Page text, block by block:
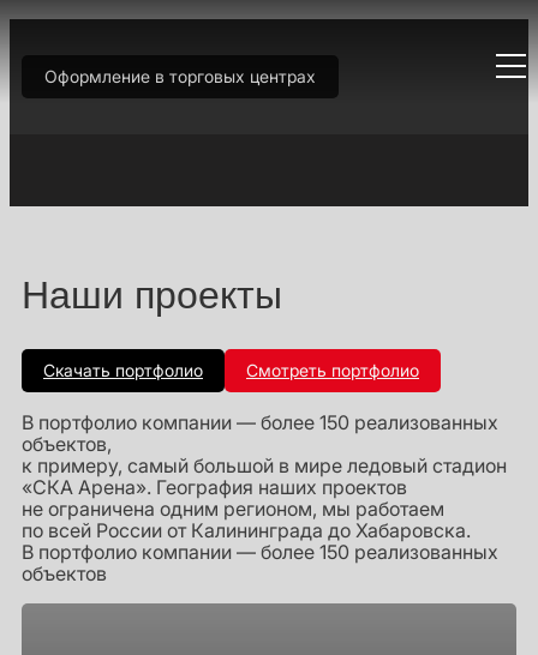
Оформление в торговых центрах
Наши проекты
Скачать портфолио Смотреть портфолио
В портфолио компании — более 150 реализованных
объектов,
к примеру, самый большой в мире ледовый стадион
«СКА Арена». География наших проектов
не ограничена одним регионом, мы работаем
по всей России от Калининграда до Хабаровска.
В портфолио компании — более 150 реализованных
объектов